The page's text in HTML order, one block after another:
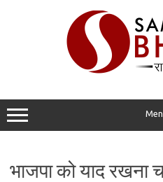
भाजपा को याद रखना